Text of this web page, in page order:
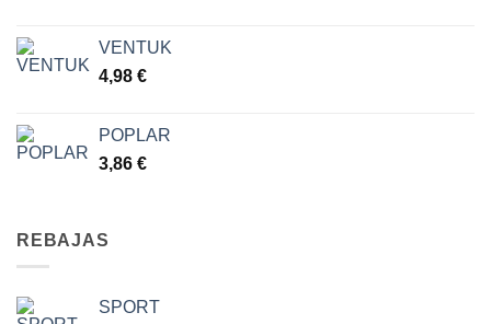
VENTUK
4,98 €
POPLAR
3,86 €
REBAJAS
SPORT